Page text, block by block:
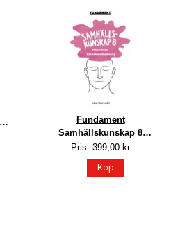
Fundament
Samhällskunskap 8
Lärarhandledning PDF
Pris: 399,00 kr
Köp